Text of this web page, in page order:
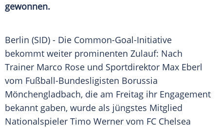
gewonnen.
Berlin (SID) - Die Common-Goal-Initiative
bekommt weiter prominenten Zulauf: Nach
Trainer Marco Rose und Sportdirektor Max Eberl
vom Fußball-Bundesligisten Borussia
Mönchengladbach, die am Freitag ihr Engagement
bekannt gaben, wurde als jüngstes Mitglied
Nationalspieler Timo Werner vom FC Chelsea